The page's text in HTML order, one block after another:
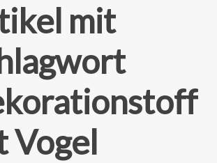
mit
Vogel